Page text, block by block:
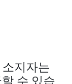
지자는